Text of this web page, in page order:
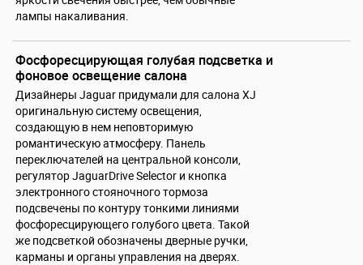
лампы накаливания.
Фосфоресцирующая голубая подсветка и
фоновое освещение салона
Дизайнеры Jaguar придумали для салона XJ
оригинальную систему освещения,
создающую в нем неповторимую
романтическую атмосферу. Панель
переключателей на центральной консоли,
регулятор JaguarDrive Selector и кнопка
электронного стояночного тормоза
подсвечены по контуру тонкими линиями
фосфоресцирующего голубого цвета. Такой
же подсветкой обозначены дверные ручки,
карманы и органы управления на дверях.